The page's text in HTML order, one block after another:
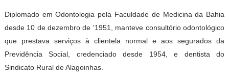
Diplomado em Odontologia pela Faculdade de Medicina da Bahia
desde 10 de dezembro de '1951, manteve consultório odontológico
que prestava serviços à clientela normal e aos segurados da
Previdência Social, credenciado desde 1954, e dentista do
Sindicato Rural de Alagoinhas.